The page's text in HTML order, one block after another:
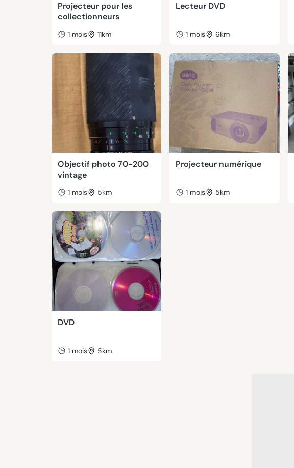
Projecteur pour les
collectionneurs
1 mois 11km
Lecteur DVD
1 mois 6km
Objectif photo 70-200
vintage
1 mois 5km
Projecteur numérique
1 mois 5km
DVD
1 mois 5km